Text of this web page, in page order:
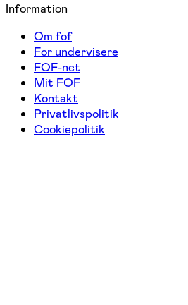
Information
Om fof
For undervisere
FOF-net
Mit FOF
Kontakt
Privatlivspolitik
Cookiepolitik